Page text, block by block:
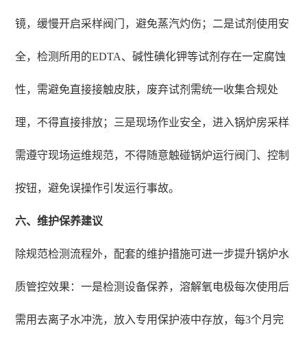
镜，缓慢开启采样阀门，避免蒸汽灼伤；二是试剂使用安
全，检测所用的EDTA、碱性碘化钾等试剂存在一定腐蚀
性，需避免直接接触皮肤，废弃试剂需统一收集合规处
理，不得直接排放；三是现场作业安全，进入锅炉房采样
需遵守现场运维规范，不得随意触碰锅炉运行阀门、控制
按钮，避免误操作引发运行事故。
六、维护保养建议
除规范检测流程外，配套的维护措施可进一步提升锅炉水
质管控效果：一是检测设备保养，溶解氧电极每次使用后
需用去离子水冲洗，放入专用保护液中存放，每3个月完